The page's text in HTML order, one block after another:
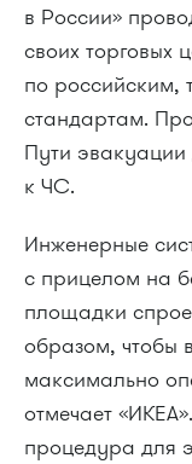
в России»
своих торговых
по российским,
стандартам.
Пути
к ЧС.
Инженерные
с прицелом на
площадки
образом, чтобы
максимально
отмечает
процедура для